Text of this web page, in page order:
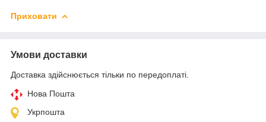
Приховати
Умови доставки
Доставка здійснюється тільки по передоплаті.
Нова Пошта
Укрпошта